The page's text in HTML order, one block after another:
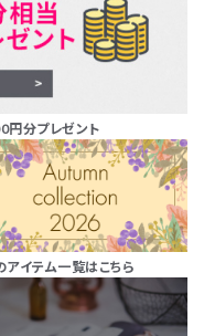
円分プレゼント
イテム一覧はこちら